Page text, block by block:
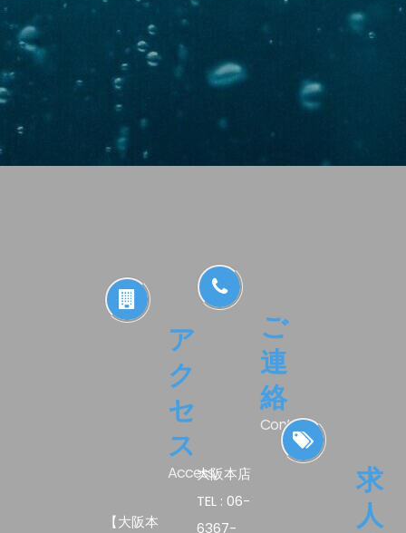
ア
ク
セ
ス
Access.
【大阪本
ご
連
絡
Contact.
大阪本店
TEL : 06-
6367-
求
人